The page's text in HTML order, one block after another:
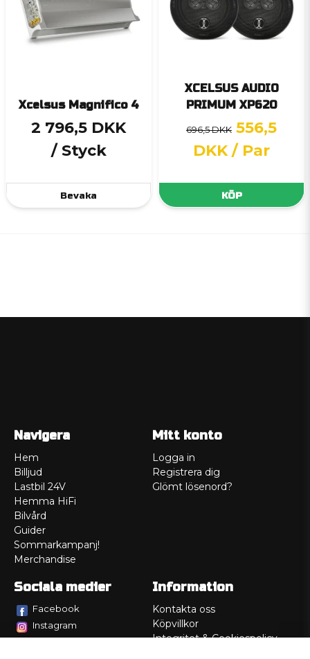
Xcelsus Magnifico 4
2 796,5 DKK
/ Styck
Bevaka
XCELSUS AUDIO
PRIMUM XP620
696,5 DKK 556,5
DKK / Par
KÖP
Navigera
Hem
Billjud
Lastbil 24V
Hemma HiFi
Bilvård
Guider
Sommarkampanj!
Merchandise
Mitt konto
Logga in
Registrera dig
Glömt lösenord?
Sociala medier
Facebook
Instagram
Information
Kontakta oss
Köpvillkor
Integritet & Cookiespolicy